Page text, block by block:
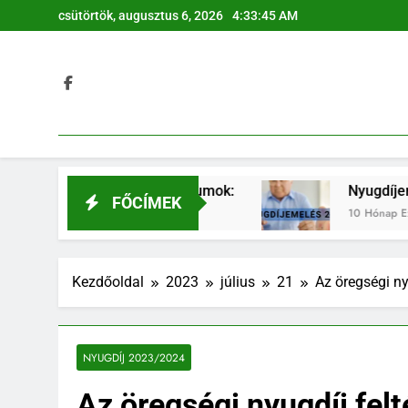
a
csütörtök, augusztus 6, 2026 4:33:46 AM
FŐCÍMEK
2026 dátumok: Nyugdíjemelés 2026 –
10 Hónap Ezelőtt
Kezdőoldal 2023 július 21 Az öregségi
NYUGDÍJ 2023/2024